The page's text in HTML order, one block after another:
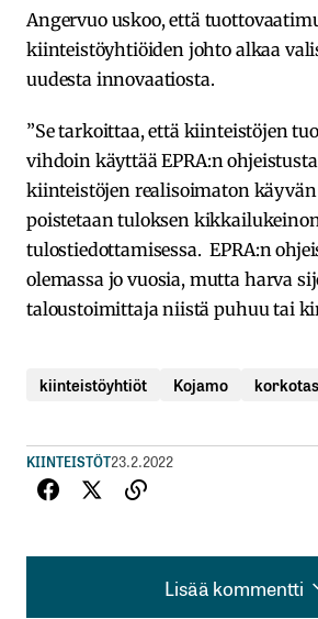
Angervuo uskoo, että
kiinteistöyhtiöiden johto alkaa
uudesta innovaatiosta.
”Se tarkoittaa, että kiinteistöjen
vihdoin käyttää EPRA:n
kiinteistöjen realisoimaton
poistetaan tuloksen
tulostiedottamisessa. EPRA:n
olemassa jo vuosia, mutta harva
taloustoimittaja niistä puhuu tai
kiinteistöyhtiöt Kojamo
KIINTEISTÖT23.2.2022
Lisää kommentti